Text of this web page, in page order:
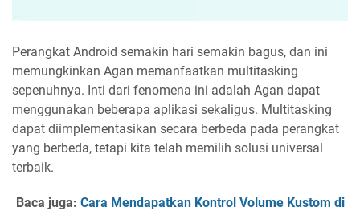
Perangkat Android semakin hari semakin bagus, dan ini
memungkinkan Agan memanfaatkan multitasking
sepenuhnya. Inti dari fenomena ini adalah Agan dapat
menggunakan beberapa aplikasi sekaligus. Multitasking
dapat diimplementasikan secara berbeda pada perangkat
yang berbeda, tetapi kita telah memilih solusi universal
terbaik.
Baca juga: Cara Mendapatkan Kontrol Volume Kustom di